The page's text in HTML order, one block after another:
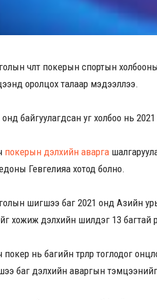
чөлөөт покерын спортын
оролцох талаар мэдээллээ.
онд байгуулагдсан уг холбоо нь
покерын дэлхийн аварга
Гевгелияа хотод болно.
шигшээ баг 2021 онд Азийн
хожиж дэлхийн шилдэг 13 багтай
покер нь багийн төрлөөр тоглодог
баг дэлхийн аваргын